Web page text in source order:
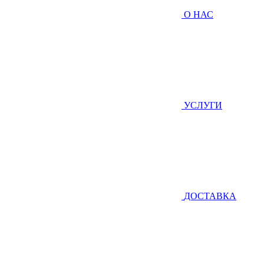
О НАС
УСЛУГИ
ДОСТАВКА